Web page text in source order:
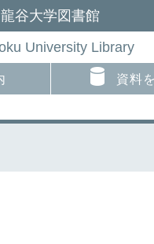
龍谷大学図書館
University Library
資料